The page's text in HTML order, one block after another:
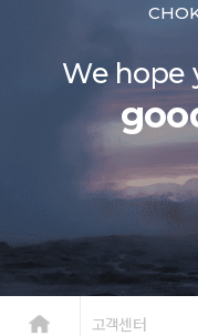
We hope
고객센터